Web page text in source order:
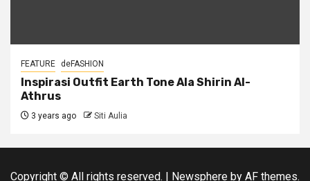
FEATURE deFASHION
Inspirasi Outfit Earth Tone Ala Shirin Al-
Athrus
3 years ago Siti Aulia
Copyright © All rights reserved. Newsphere by AF themes.